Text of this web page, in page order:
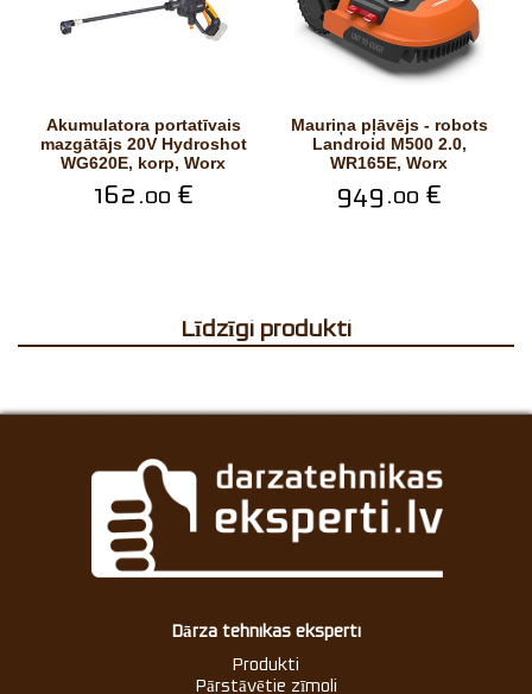
Akumulatora portatīvais
mazgātājs 20V Hydroshot
WG620E, korp, Worx
162.00 €
Mauriņa pļāvējs - robots
Landroid M500 2.0,
WR165E, Worx
949.00 €
Līdzīgi produkti
Dārza tehnikas eksperti
Produkti
Pārstāvētie zīmoli